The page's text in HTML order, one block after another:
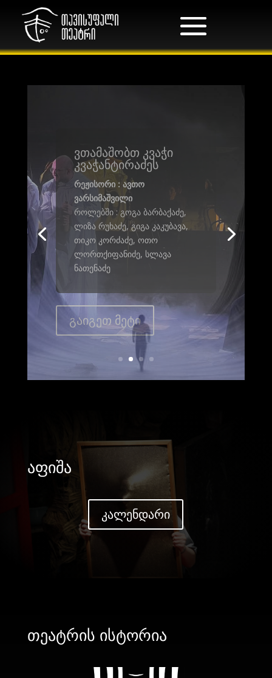
სტალკერი
რეჟისორი : ავთანდილ
ვარსიმაშვილი
როლებში: შაკო
მირიანაშვილი, სოფო
გორელაშვილი, გოგა
ბარბაქაძე, ჯაბა კილაძე, გიგა
კაკუბავა
გაიგეთ მეტი
აფიშა
კალენდარი
თეატრის ისტორია